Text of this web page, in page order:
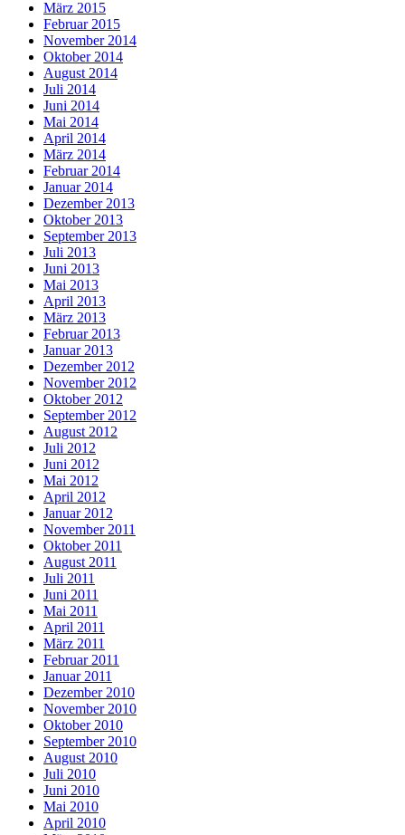
März 2015
Februar 2015
November 2014
Oktober 2014
August 2014
Juli 2014
Juni 2014
Mai 2014
April 2014
März 2014
Februar 2014
Januar 2014
Dezember 2013
Oktober 2013
September 2013
Juli 2013
Juni 2013
Mai 2013
April 2013
März 2013
Februar 2013
Januar 2013
Dezember 2012
November 2012
Oktober 2012
September 2012
August 2012
Juli 2012
Juni 2012
Mai 2012
April 2012
Januar 2012
November 2011
Oktober 2011
August 2011
Juli 2011
Juni 2011
Mai 2011
April 2011
März 2011
Februar 2011
Januar 2011
Dezember 2010
November 2010
Oktober 2010
September 2010
August 2010
Juli 2010
Juni 2010
Mai 2010
April 2010